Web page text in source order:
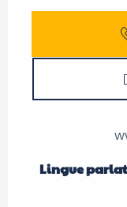
Lingue
Lingue